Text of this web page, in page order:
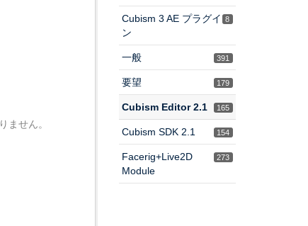
ません。
8
Cubism 3 AE プラグイ
ン
391
一般
179
要望
165
Cubism Editor 2.1
154
Cubism SDK 2.1
273
Facerig+Live2D
Module